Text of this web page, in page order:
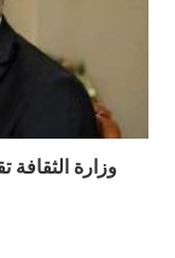
وزارة الثقافة